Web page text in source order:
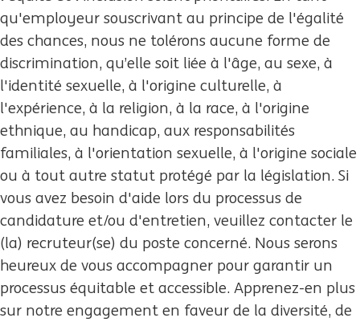
qu'employeur souscrivant au principe de l'égalité
des chances, nous ne tolérons aucune forme de
discrimination, qu’elle soit liée à l'âge, au sexe, à
l'identité sexuelle, à l'origine culturelle, à
l'expérience, à la religion, à la race, à l'origine
ethnique, au handicap, aux responsabilités
familiales, à l'orientation sexuelle, à l'origine sociale
ou à tout autre statut protégé par la législation. Si
vous avez besoin d'aide lors du processus de
candidature et/ou d'entretien, veuillez contacter le
(la) recruteur(se) du poste concerné. Nous serons
heureux de vous accompagner pour garantir un
processus équitable et accessible. Apprenez-en plus
sur notre engagement en faveur de la diversité, de